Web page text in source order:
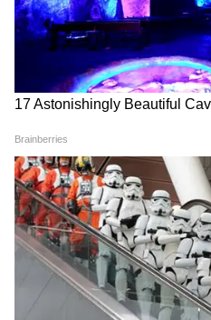
Hydrogen Train में बैठे छात्र झूम
उठे, एक छात्रा ने गजब कहा